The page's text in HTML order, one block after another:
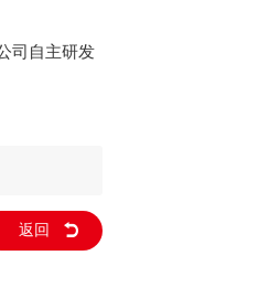
司自主研发
返回